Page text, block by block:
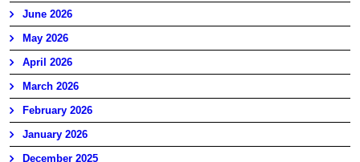
June 2026
May 2026
April 2026
March 2026
February 2026
January 2026
December 2025